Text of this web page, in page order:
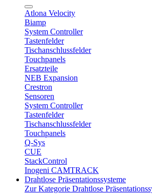
Atlona Velocity
Biamp
System Controller
Tastenfelder
Tischanschlussfelder
Touchpanels
Ersatzteile
NEB Expansion
Crestron
Sensoren
System Controller
Tastenfelder
Tischanschlussfelder
Touchpanels
Q-Sys
CUE
StackControl
Inogeni CAMTRACK
Drahtlose Präsentationssysteme
Zur Kategorie Drahtlose